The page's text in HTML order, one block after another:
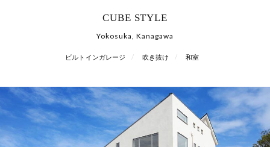
CUBE STYLE
Yokosuka, Kanagawa
ビルトインガレージ 吹き抜け 和室